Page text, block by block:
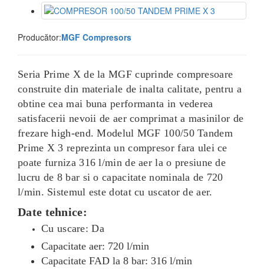
Producător:MGF Compresors
Seria Prime X de la MGF cuprinde compresoare
construite din materiale de inalta calitate, pentru a
obtine cea mai buna performanta in vederea
satisfacerii nevoii de aer comprimat a masinilor de
frezare high-end. Modelul MGF 100/50 Tandem
Prime X 3 reprezinta un compresor fara ulei ce
poate furniza 316 l/min de aer la o presiune de
lucru de 8 bar si o capacitate nominala de 720
l/min. Sistemul este dotat cu uscator de aer.
Date tehnice:
Cu uscare: Da
Capacitate aer: 720 l/min
Capacitate FAD la 8 bar: 316 l/min